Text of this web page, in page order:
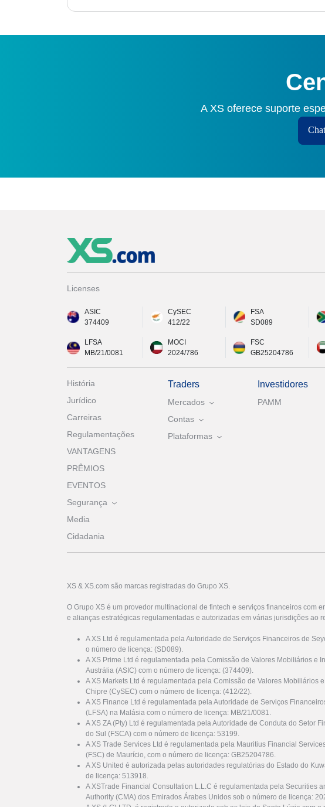
A XS oferece suporte
Licenses
ASIC
374409
CySEC
412/22
FSA
SD089
LFSA
MB/21/0081
MOCI
2024/786
FSC
GB25204786
História
Jurídico
Carreiras
Regulamentações
VANTAGENS
PRÊMIOS
EVENTOS
Segurança
Media
Cidadania
Traders
Mercados
Contas
Plataformas
Investidores
PAMM
XS & XS.com são marcas registradas do Grupo XS.
O Grupo XS é um provedor multinacional de fintech e serviços financeiros com
e alianças estratégicas regulamentadas e autorizadas em várias jurisdições ao
A XS Ltd é regulamentada pela Autoridade de Serviços Financeiros de
o número de licença: (SD089).
A XS Prime Ltd é regulamentada pela Comissão de Valores Mobiliários e
Austrália (ASIC) com o número de licença: (374409).
A XS Markets Ltd é regulamentada pela Comissão de Valores Mobiliários
Chipre (CySEC) com o número de licença: (412/22).
A XS Finance Ltd é regulamentada pela Autoridade de Serviços
(LFSA) na Malásia com o número de licença: MB/21/0081.
A XS ZA (Pty) Ltd é regulamentada pela Autoridade de Conduta do Setor
do Sul (FSCA) com o número de licença: 53199.
A XS Trade Services Ltd é regulamentada pela Mauritius Financial
(FSC) de Maurício, com o número de licença: GB25204786.
A XS United é autorizada pelas autoridades regulatórias do Estado do
de licença: 513918.
A XSTrade Financial Consultation L.L.C é regulamentada pela Securities
Authority (CMA) dos Emirados Árabes Unidos sob o número de licença: